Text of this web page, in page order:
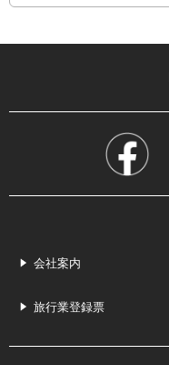
会社案内
旅行業登録票